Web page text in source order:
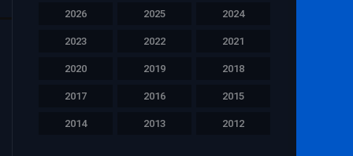
2026 2025 2024
2023 2022 2021
2020 2019 2018
2017 2016 2015
2014 2013 2012